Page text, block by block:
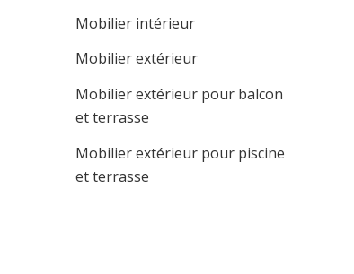
Mobilier intérieur
Mobilier extérieur
Mobilier extérieur pour balcon
et terrasse
Mobilier extérieur pour piscine
et terrasse